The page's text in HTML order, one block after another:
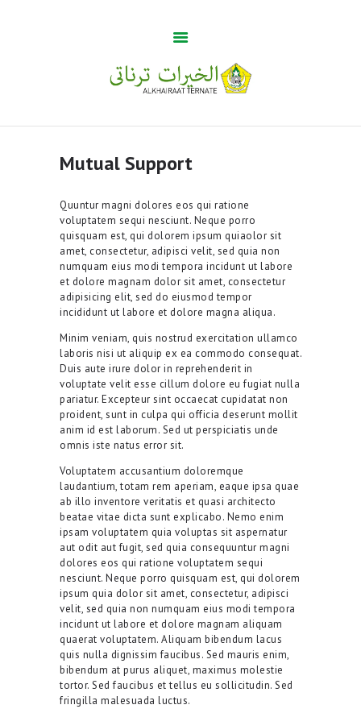
Home
Khabar
Profile
Gallery
Mutual Support
Quuntur magni dolores eos qui ratione
voluptatem sequi nesciunt. Neque porro
quisquam est, qui dolorem ipsum quiaolor sit
amet, consectetur, adipisci velit, sed quia non
numquam eius modi tempora incidunt ut labore
et dolore magnam dolor sit amet, consectetur
adipisicing elit, sed do eiusmod tempor
incididunt ut labore et dolore magna aliqua.
Minim veniam, quis nostrud exercitation ullamco
laboris nisi ut aliquip ex ea commodo consequat.
Duis aute irure dolor in reprehenderit in
voluptate velit esse cillum dolore eu fugiat nulla
pariatur. Excepteur sint occaecat cupidatat non
proident, sunt in culpa qui officia deserunt mollit
anim id est laborum. Sed ut perspiciatis unde
omnis iste natus error sit.
Voluptatem accusantium doloremque
laudantium, totam rem aperiam, eaque ipsa quae
ab illo inventore veritatis et quasi architecto
beatae vitae dicta sunt explicabo. Nemo enim
ipsam voluptatem quia voluptas sit aspernatur
aut odit aut fugit, sed quia consequuntur magni
dolores eos qui ratione voluptatem sequi
nesciunt. Neque porro quisquam est, qui dolorem
ipsum quia dolor sit amet, consectetur, adipisci
velit, sed quia non numquam eius modi tempora
incidunt ut labore et dolore magnam aliquam
quaerat voluptatem. Aliquam bibendum lacus
quis nulla dignissim faucibus. Sed mauris enim,
bibendum at purus aliquet, maximus molestie
tortor. Sed faucibus et tellus eu sollicitudin. Sed
fringilla malesuada luctus.